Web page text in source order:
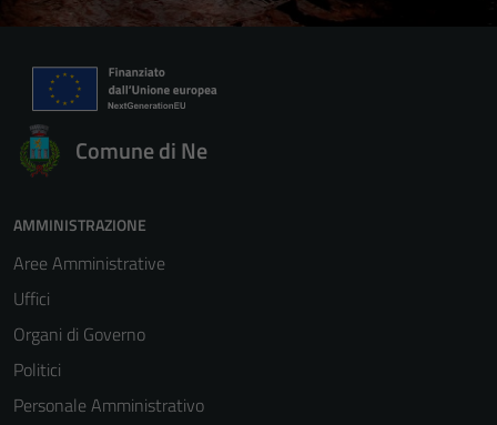
Comune di Ne
AMMINISTRAZIONE
Aree Amministrative
Uffici
Organi di Governo
Politici
Personale Amministrativo